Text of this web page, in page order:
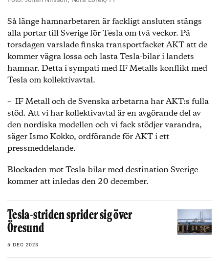
Så länge hamnarbetaren är fackligt ansluten stängs
alla portar till Sverige för Tesla om två veckor. På
torsdagen varslade finska transportfacket AKT att de
kommer vägra lossa och lasta Tesla-bilar i landets
hamnar. Detta i sympati med IF Metalls konflikt med
Tesla om kollektivavtal.
– IF Metall och de Svenska arbetarna har AKT:s fulla
stöd. Att vi har kollektivavtal är en avgörande del av
den nordiska modellen och vi fack stödjer varandra,
säger Ismo Kokko, ordförande för AKT i ett
pressmeddelande.
Blockaden mot Tesla-bilar med destination Sverige
kommer att inledas den 20 december.
Tesla-striden sprider sig över
Öresund
5 DEC 2023